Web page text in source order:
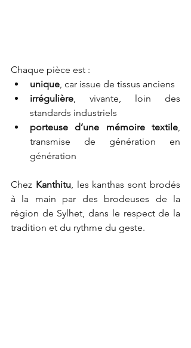
Chaque pièce est :
unique, car issue de tissus anciens
irrégulière, vivante, loin des
standards industriels
porteuse d’une mémoire textile,
transmise de génération en
génération
Chez Kanthitu, les kanthas sont brodés
à la main par des brodeuses de la
région de Sylhet, dans le respect de la
tradition et du rythme du geste.